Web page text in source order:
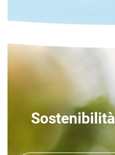
Sostenibilità